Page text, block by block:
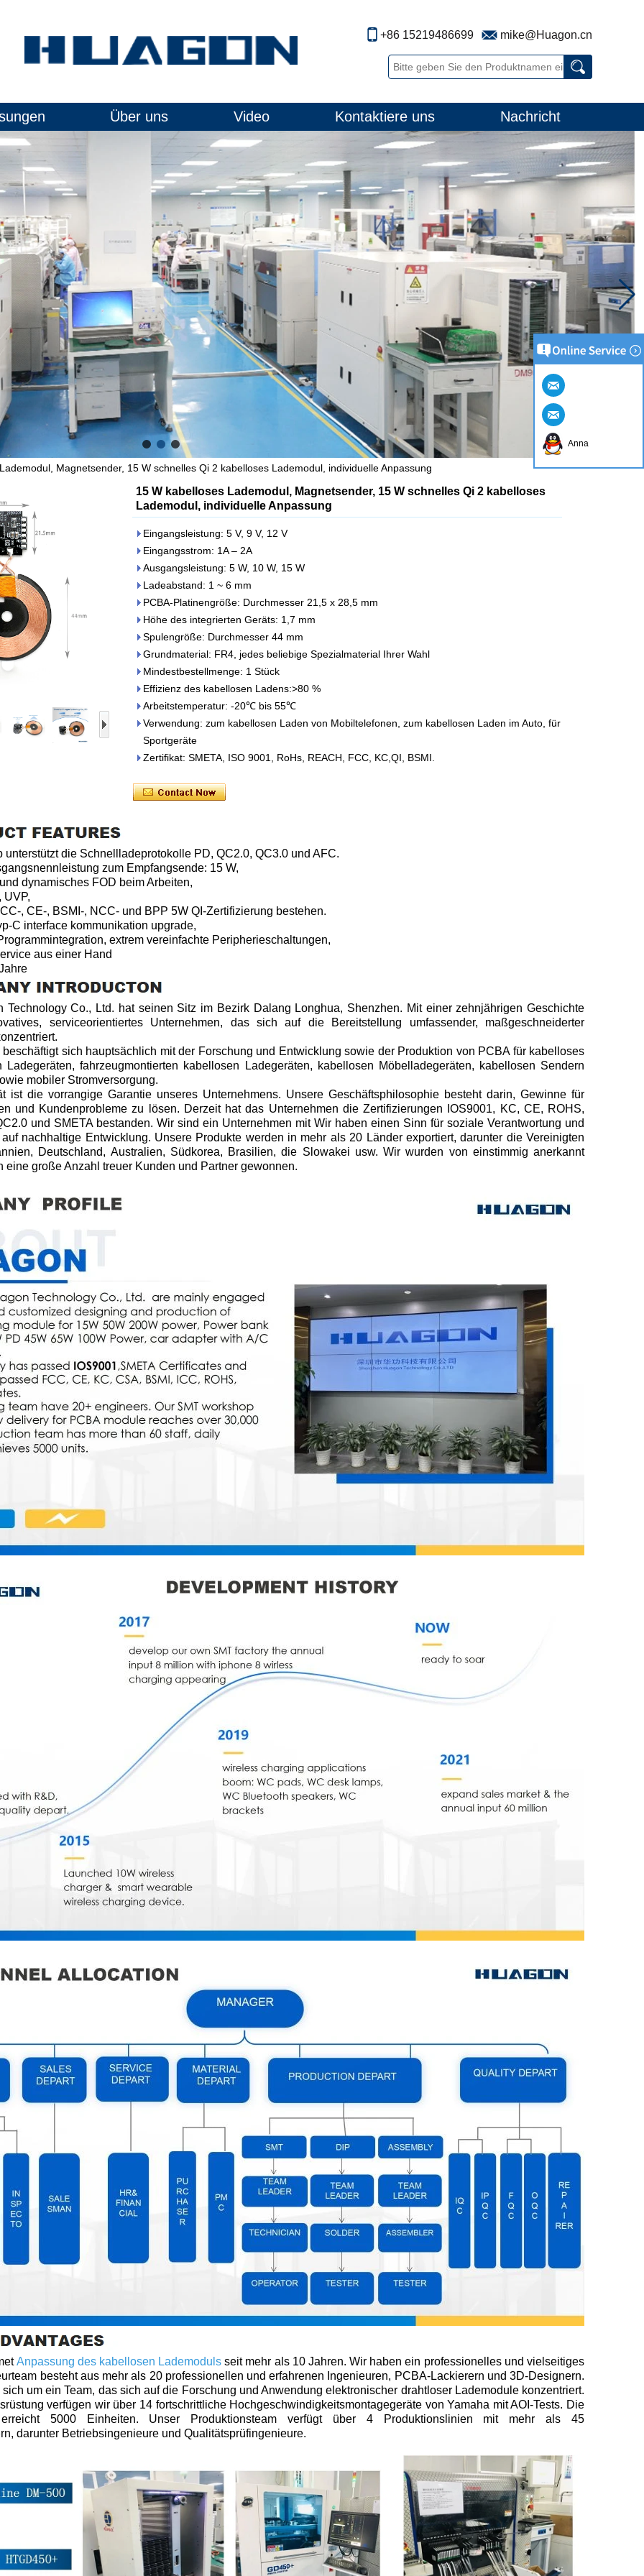
+86 15219486699 mike@Huagon.cn
Über uns Video Kontaktiere uns Nachricht
Magnetsender, 15 W schnelles Qi 2 kabelloses Lademodul, individuelle Anpassung
15 W kabelloses Lademodul, Magnetsender, 15 W schnelles Qi 2 kabelloses
Lademodul, individuelle Anpassung
Eingangsleistung: 5 V, 9 V, 12 V
Eingangsstrom: 1A – 2A
Ausgangsleistung: 5 W, 10 W, 15 W
Ladeabstand: 1 ~ 6 mm
PCBA-Platinengröße: Durchmesser 21,5 x 28,5 mm
Höhe des integrierten Geräts: 1,7 mm
Spulengröße: Durchmesser 44 mm
Grundmaterial: FR4, jedes beliebige Spezialmaterial Ihrer Wahl
Mindestbestellmenge: 1 Stück
Effizienz des kabellosen Ladens:>80 %
Arbeitstemperatur: -20℃ bis 55℃
Verwendung: zum kabellosen Laden von Mobiltelefonen, zum kabellosen Laden im Auto, für
Sportgeräte
Zertifikat: SMETA, ISO 9001, RoHs, REACH, FCC, KC,QI, BSMI.
unterstützt die Schnellladeprotokolle PD, QC2.0, QC3.0 und AFC.
zum Empfangsende: 15 W,
dynamisches FOD beim Arbeiten,
UVP,
, CE-, BSMI-, NCC- und BPP 5W QI-Zertifizierung bestehen.
C interface kommunikation upgrade,
extrem vereinfachte Peripherieschaltungen,
aus einer Hand
Technology Co., Ltd. hat seinen Sitz im Bezirk Dalang Longhua, Shenzhen. Mit einer zehnjährigen Geschichte
serviceorientiertes Unternehmen, das sich auf die Bereitstellung umfassender, maßgeschneiderter
beschäftigt sich hauptsächlich mit der Forschung und Entwicklung sowie der Produktion von PCBA für kabelloses
Ladegeräten, fahrzeugmontierten kabellosen Ladegeräten, kabellosen Möbelladegeräten, kabellosen Sendern
mobiler Stromversorgung.
ist die vorrangige Garantie unseres Unternehmens. Unsere Geschäftsphilosophie besteht darin, Gewinne für
und Kundenprobleme zu lösen. Derzeit hat das Unternehmen die Zertifizierungen IOS9001, KC, CE, ROHS,
und SMETA bestanden. Wir sind ein Unternehmen mit Wir haben einen Sinn für soziale Verantwortung und
nachhaltige Entwicklung. Unsere Produkte werden in mehr als 20 Länder exportiert, darunter die Vereinigten
Deutschland, Australien, Südkorea, Brasilien, die Slowakei usw. Wir wurden von einstimmig anerkannt
eine große Anzahl treuer Kunden und Partner gewonnen.
Anpassung des kabellosen Lademoduls seit mehr als 10 Jahren. Wir haben ein professionelles und vielseitiges
besteht aus mehr als 20 professionellen und erfahrenen Ingenieuren, PCBA-Lackierern und 3D-Designern.
um ein Team, das sich auf die Forschung und Anwendung elektronischer drahtloser Lademodule konzentriert.
verfügen wir über 14 fortschrittliche Hochgeschwindigkeitsmontagegeräte von Yamaha mit AOI-Tests. Die
erreicht 5000 Einheiten. Unser Produktionsteam verfügt über 4 Produktionslinien mit mehr als 45
darunter Betriebsingenieure und Qualitätsprüfingenieure.
Anna